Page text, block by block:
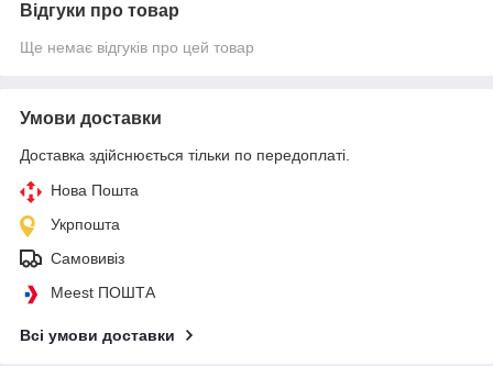
Відгуки про товар
Ще немає відгуків про цей товар
Умови доставки
Доставка здійснюється тільки по передоплаті.
Нова Пошта
Укрпошта
Самовивіз
Meest ПОШТА
Всі умови доставки